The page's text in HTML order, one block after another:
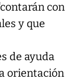
con
y que
de ayuda
orientación